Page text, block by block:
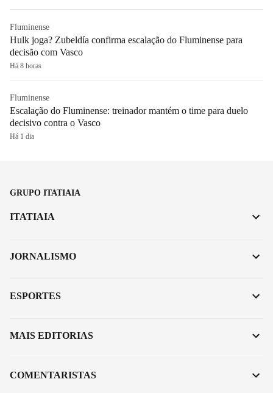
Fluminense
Hulk joga? Zubeldía confirma escalação do Fluminense para
decisão com Vasco
Há 8 horas
Fluminense
Escalação do Fluminense: treinador mantém o time para duelo
decisivo contra o Vasco
Há 1 dia
GRUPO ITATIAIA
ITATIAIA
JORNALISMO
ESPORTES
MAIS EDITORIAS
COMENTARISTAS